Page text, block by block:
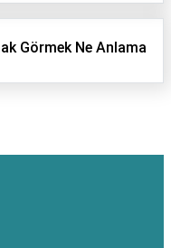
Görmek Ne Anlama